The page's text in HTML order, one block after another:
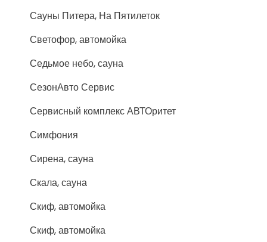
Сауны Питера, На Пятилеток
Светофор, автомойка
Седьмое небо, сауна
СезонАвто Сервис
Сервисный комплекс АВТОритет
Симфония
Сирена, сауна
Скала, сауна
Скиф, автомойка
Скиф, автомойка